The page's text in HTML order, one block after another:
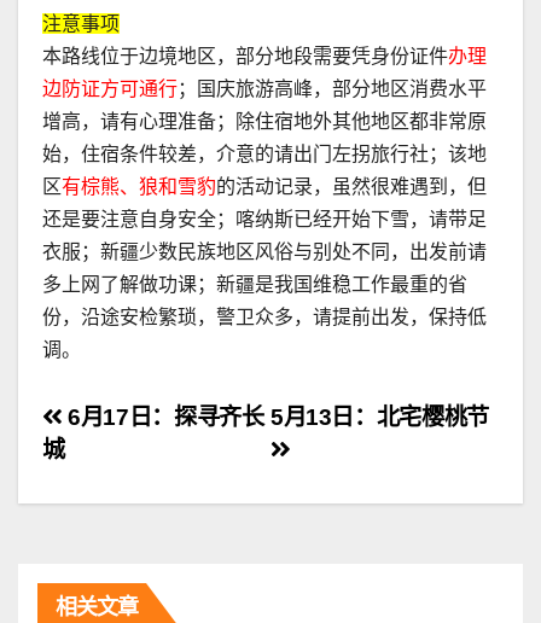
注意事项
本路线位于边境地区，部分地段需要凭身份证件办理
边防证方可通行；国庆旅游高峰，部分地区消费水平
增高，请有心理准备；除住宿地外其他地区都非常原
始，住宿条件较差，介意的请出门左拐旅行社；该地
区有棕熊、狼和雪豹的活动记录，虽然很难遇到，但
还是要注意自身安全；喀纳斯已经开始下雪，请带足
衣服；新疆少数民族地区风俗与别处不同，出发前请
多上网了解做功课；新疆是我国维稳工作最重的省
份，沿途安检繁琐，警卫众多，请提前出发，保持低
调。
文
章
航
5月13日：北宅樱桃节
6月17日：探寻齐长
城
相关文章